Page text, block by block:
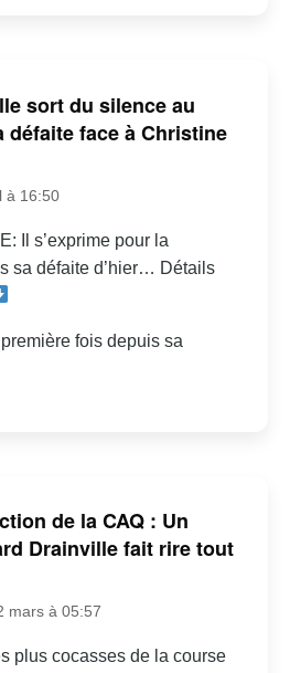
sort du silence au
défaite face à Christine
à 16:50
Il s’exprime pour la
sa défaite d’hier… Détails
fois depuis sa
de la CAQ : Un
Drainville fait rire tout
mars à 05:57
plus cocasses de la course